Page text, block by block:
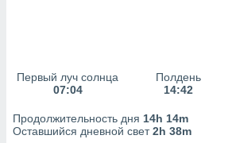
Первый луч солнца
07:04
Полдень
14:42
Продолжительность дня 14h 14m
Оставшийся дневной свет2h 38m